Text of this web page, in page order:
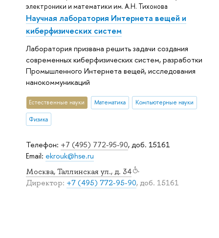
Телефон: +7 (495) 772-95-90, доб. 15161
Email: ekrouk@hse.ru
Москва, Таллинская ул., д. 34
Директор: +7 (495) 772-95-90, доб. 15161
электроники и математики им. А.Н. Тихонова
Научная лаборатория Интернета вещей и
киберфизических систем
Лаборатория призвана решить задачи создания
современных киберфизических систем, разработки
Промышленного Интернета вещей, исследования
нанокоммуникаций
Естественные науки Математика Компьютерные науки
Физика